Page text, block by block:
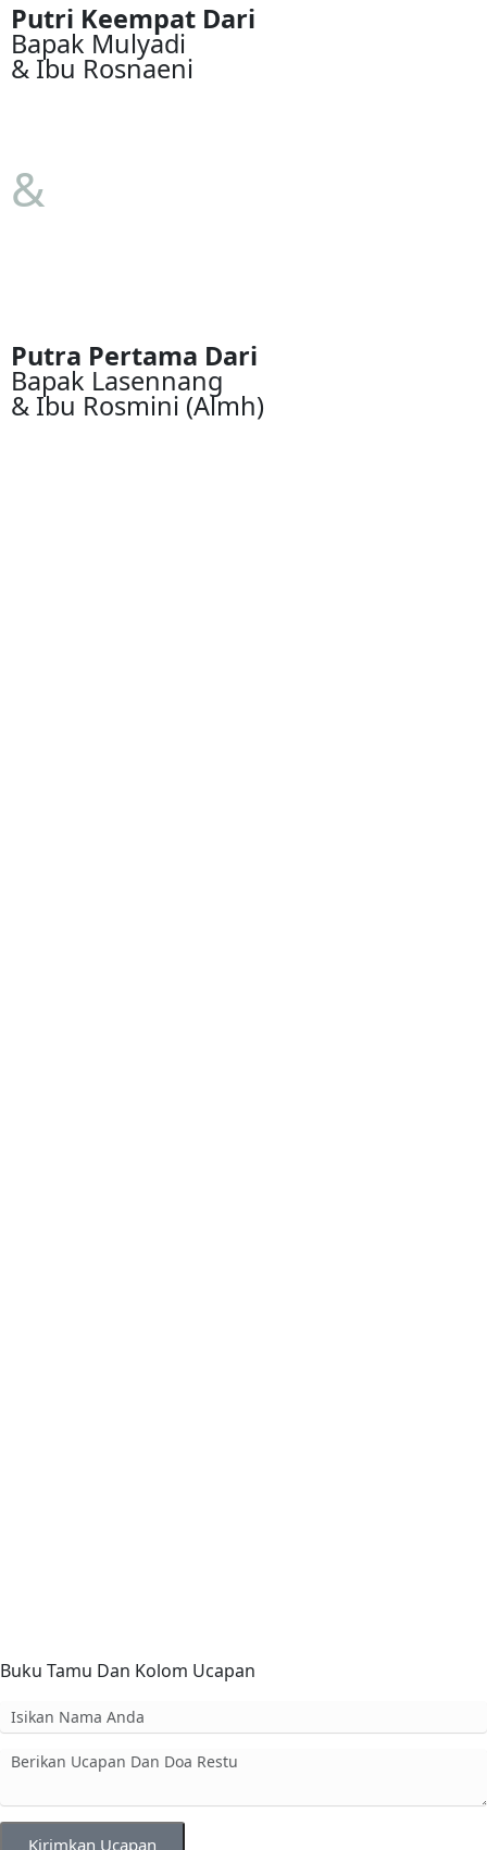
Putri Keempat Dari
Bapak Mulyadi
& Ibu Rosnaeni
&
Putra Pertama Dari
Bapak Lasennang
& Ibu Rosmini (Almh)
Buku Tamu Dan Kolom Ucapan
Kirimkan Ucapan